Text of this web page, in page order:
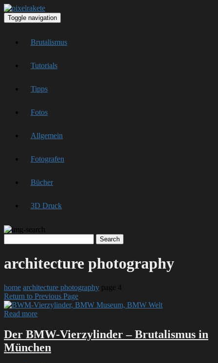
Toggle navigation
Brutalismus
Tutorials
Tipps
Fotos
Allgemein
Fotografen
Bücher
3D Druck
architecture photography
home architecture photography page 4
Return to Previous Page
Read more
Der BMW-Vierzylinder – Brutalismus in
München